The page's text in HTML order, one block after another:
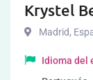
Krystel
Madrid,
Idioma del